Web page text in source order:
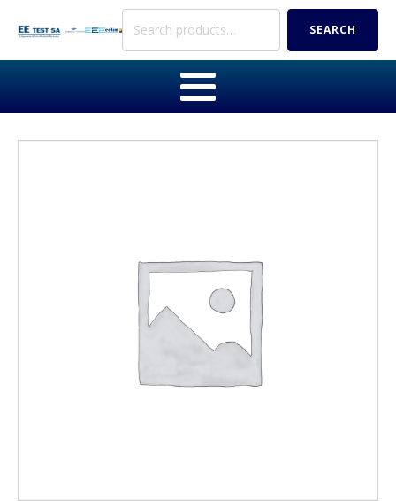
Search
SEARCH